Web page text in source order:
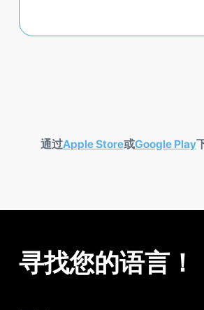
通过Apple Store或Google Play
寻找您的语言！